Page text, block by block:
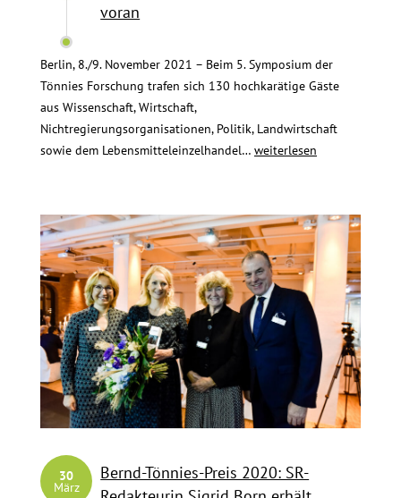
voran
Berlin, 8./9. November 2021 – Beim 5. Symposium der
Tönnies Forschung trafen sich 130 hochkarätige Gäste
aus Wissenschaft, Wirtschaft,
Nichtregierungsorganisationen, Politik, Landwirtschaft
sowie dem Lebensmitteleinzelhandel… Tönnies
zur
Transformation
der
Fleischbranche
voran
weiterlesen
30
März
Bernd-Tönnies-Preis 2020: SR-